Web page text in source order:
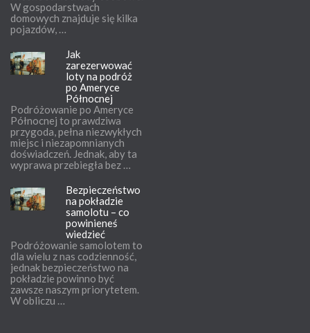
W gospodarstwach
domowych znajduje się kilka
pojazdów, …
Jak
zarezerwować
loty na podróż
po Ameryce
Północnej
Podróżowanie po Ameryce
Północnej to prawdziwa
przygoda, pełna niezwykłych
miejsc i niezapomnianych
doświadczeń. Jednak, aby ta
wyprawa przebiegła bez …
Bezpieczeństwo
na pokładzie
samolotu – co
powinieneś
wiedzieć
Podróżowanie samolotem to
dla wielu z nas codzienność,
jednak bezpieczeństwo na
pokładzie powinno być
zawsze naszym priorytetem.
W obliczu …